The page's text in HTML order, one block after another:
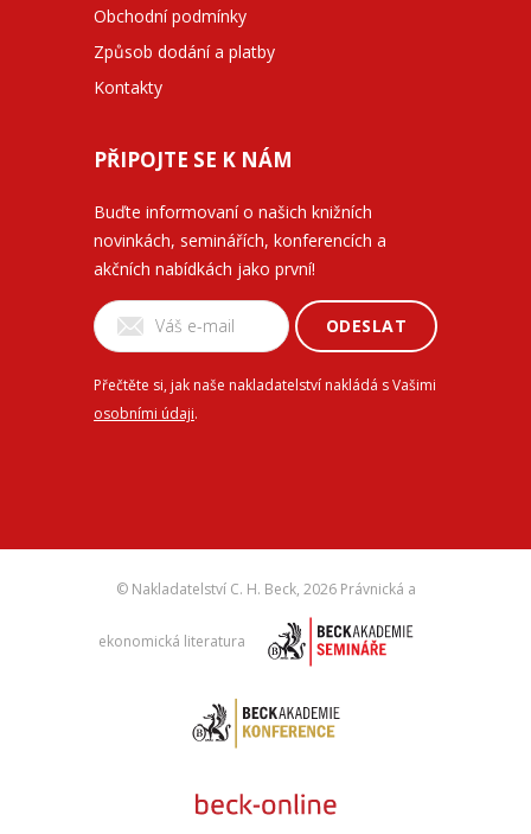
Obchodní podmínky
Způsob dodání a platby
Kontakty
PŘIPOJTE SE K NÁM
Buďte informovaní o našich knižních
novinkách, seminářích, konferencích a
akčních nabídkách jako první!
ODESLAT
Přečtěte si, jak naše nakladatelství nakládá s Vašimi
osobními údaji.
© Nakladatelství C. H. Beck, 2026 Právnická a
ekonomická literatura